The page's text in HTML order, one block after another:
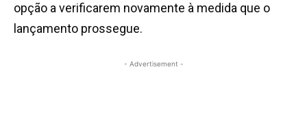
opção a verificarem novamente à medida que o
lançamento prossegue.
- Advertisement -